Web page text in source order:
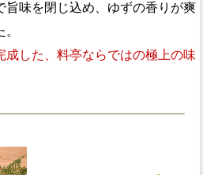
旨味を閉じ込め、ゆずの香りが爽
成した、料亭ならではの極上の味